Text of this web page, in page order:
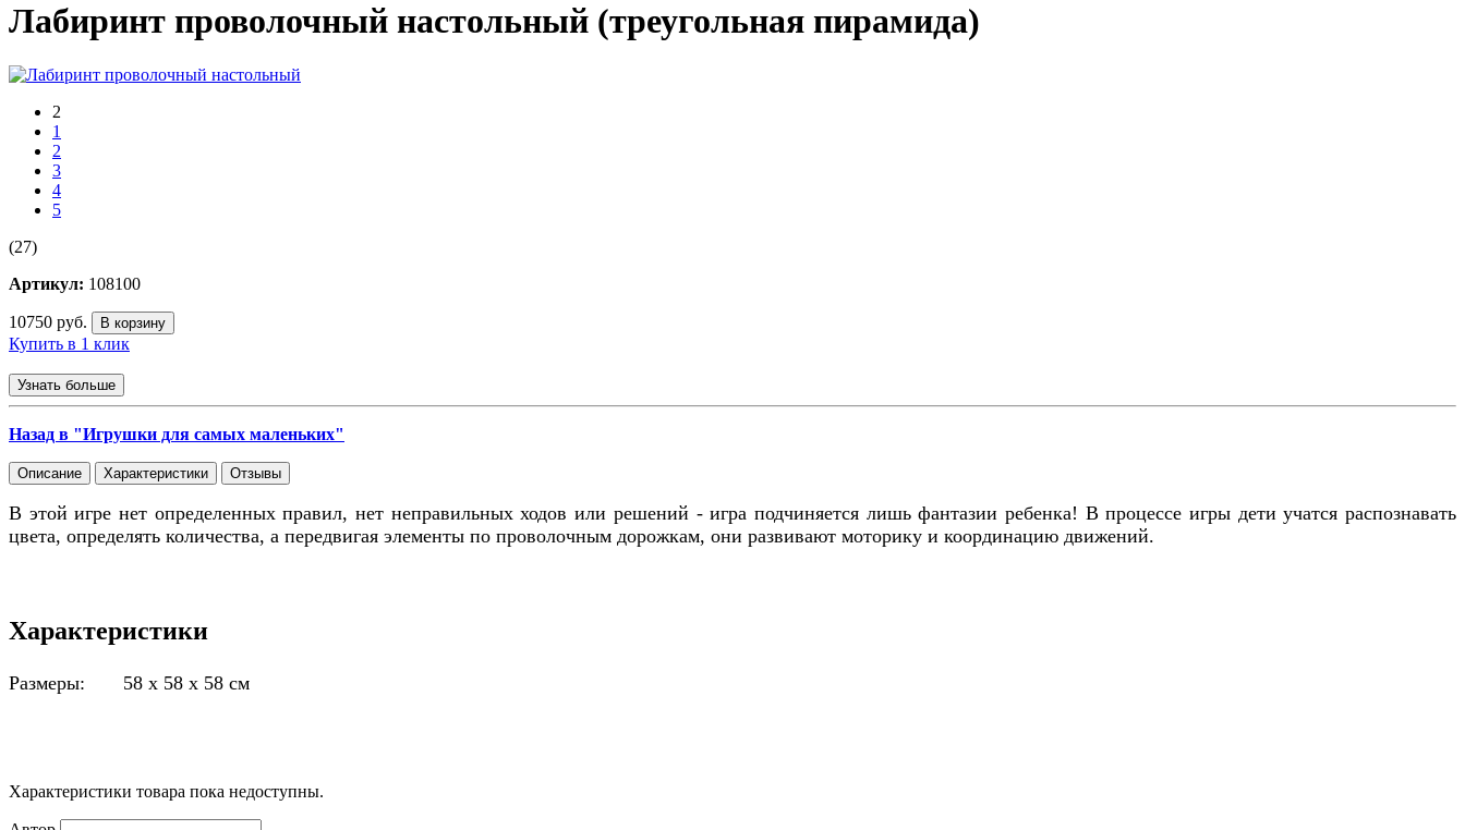
Лабиринт проволочный настольный (треугольная пирамида)
2
1
2
3
4
5
(27)
Артикул: 108100
10750 руб. В корзину
Купить в 1 клик
Узнать больше
Назад в "Игрушки для самых маленьких"
Описание Характеристики Отзывы
В этой игре нет определенных правил, нет неправильных ходов или решений - игра подчиняется лишь фантазии ребенка! В процессе игры дети учатся распознавать
цвета, определять количества, а передвигая элементы по проволочным дорожкам, они развивают моторику и координацию движений.
Характеристики
Размеры: 58 х 58 х 58 см
Характеристики товара пока недоступны.